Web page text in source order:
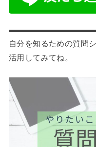
自分を知るための質問
活用してみてね。